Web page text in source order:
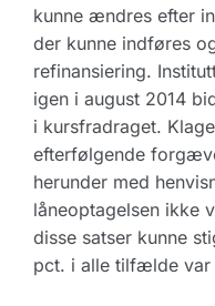
kunne ændres efter
der kunne indføres
refinansiering.
igen i august 2014
i kursfradraget.
efterfølgende
herunder med
låneoptagelsen ikke
disse satser kunne
pct. i alle tilfælde var